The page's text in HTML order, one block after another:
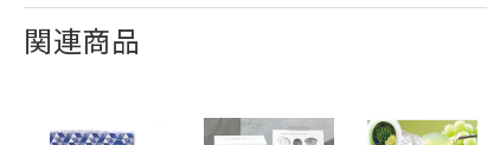
関連商品